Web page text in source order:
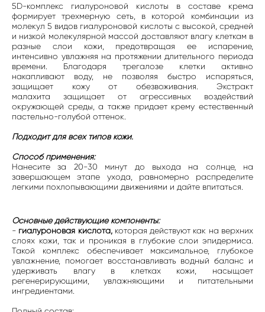
5D-комплекс гиалуроновой кислоты в составе крема
формирует трехмерную сеть, в которой комбинации из
молекул 5 видов гиалуроновой кислоты с высокой, средней
и низкой молекулярной массой доставляют влагу клеткам в
разные слои кожи, предотвращая ее испарение,
интенсивно увлажняя на протяжении длительного периода
времени. Благодаря трегалозе клетки активно
накапливают воду, не позволяя быстро испаряться,
защищает кожу от обезвоживания. Экстракт
малахита защищает от агрессивных воздействий
окружающей среды, а также придает крему естественный
пастельно-голубой оттенок.
Подходит для всех типов кожи.
Способ применения:
Нанесите за 20-30 минут до выхода на солнце, на
завершающем этапе ухода, равномерно распределите
легкими похлопывающими движениями и дайте впитаться.
Основные действующие компоненты:
- гиалуроновая кислота, которая действуют как на верхних
слоях кожи, так и проникая в глубокие слои эпидермиса.
Такой комплекс обеспечивает максимальное, глубокое
увлажнение, помогает восстанавливать водный баланс и
удерживать влагу в клетках кожи, насыщает
регенерирующими, увлажняющими и питательными
ингредиентами.